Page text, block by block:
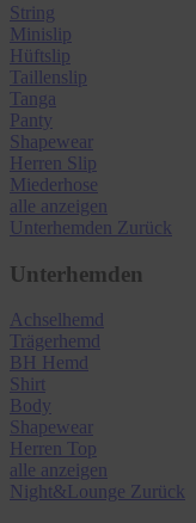
String
Minislip
Hüftslip
Taillenslip
Tanga
Panty
Shapewear
Herren Slip
Miederhose
alle anzeigen
Unterhemden Zurück
Unterhemden
Achselhemd
Trägerhemd
BH Hemd
Shirt
Body
Shapewear
Herren Top
alle anzeigen
Night&Lounge Zurück